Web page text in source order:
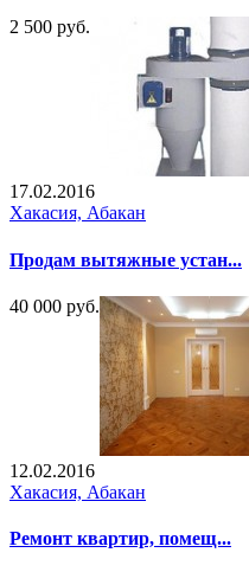
2 500 руб.
17.02.2016
Хакасия, Абакан
Продам вытяжные устан...
40 000 руб.
12.02.2016
Хакасия, Абакан
Ремонт квартир, помещ...